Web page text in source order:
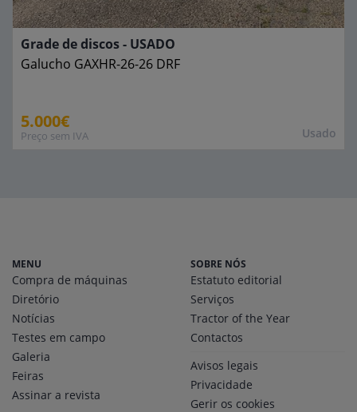
Usado
Grade de discos - USADO
Galucho GAXHR-26-26 DRF
5.000€
Preço sem IVA
MENU
Compra de máquinas
Diretório
Notícias
Testes em campo
Galeria
Feiras
Assinar a revista
SOBRE NÓS
Estatuto editorial
Serviços
Tractor of the Year
Contactos
Avisos legais
Privacidade
Gerir os cookies